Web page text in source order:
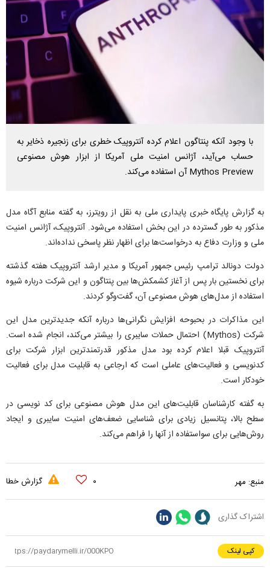
با وجود آنکه پنتاگون اعلام کرده آنتروپیک خطری برای زنجیره ذخایر به
حساب می‌آید، آژانس امنیت ملی آمریکا از ابزار هوش مصنوعی
Mythos Preview آن استفاده می‌کند.
به گزارش پایگاه خبری پایداری ملی به نقل از رویترز، به گفته منابع آگاه مدل
مذکور به طور گسترده در این بخش استفاده می‌شود. آنتروپیک، آژانس امنیت
ملی و وزارت دفاع به درخواست‌ها برای اظهار نظر پاسخی نداده‌اند.
دولت دونالد ترامپ رئیس جمهور آمریکا و مدیر ارشد آنتروپیک هفته گذشته
برای نخستین بار پس از آغاز کشمکش‌ها بین پنتاگون و این شرکت درباره شیوه
استفاده از مدل‌های هوش مصنوعی آن، گفت‌و‌گو کردند.
این مذاکرات در بحبوحه افزایش نگرانی‌ها درباره آنکه جدیدترین مدل این
شرکت (Mythos) احتمال حملات سایبری را بیشتر می‌کند، انجام شده است.
آنتروپیک قبلا اعلام کرده بود مدل مذکور قدرتمندترین ابزار شرکت برای
کدنویسی و فعالیت‌های عاملی است که ارجاعی به قابلیت مدل برای فعالیت
خودکار است.
به گفته کارشناسان قابلیت‌های این مدل هوش مصنوعی برای کد نویسی در
سطح بالا، پتانسیل زیادی برای شناسایی ضعف‌های امنیت سایبری و ایجاد
روش‌هایی برای سواستفاده از آنها را فراهم می‌کند.
منبع: مهر ۰ گزارش خطا
اشتراک گذاری
کپی لینک